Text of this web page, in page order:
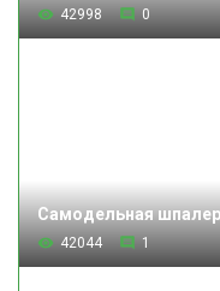
42998 0
Самодельная
42044 1